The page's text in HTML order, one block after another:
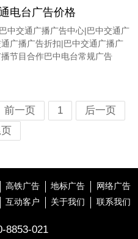
电台广告价格
中交通广播广告中心|巴中交通广
广播广告折扣|巴中交通广播广
节目合作巴中电台常规广告
前一页 1
后一页
高铁广告 地标广告
网络广告
互动客户 关于我们 联系我们
8853-021